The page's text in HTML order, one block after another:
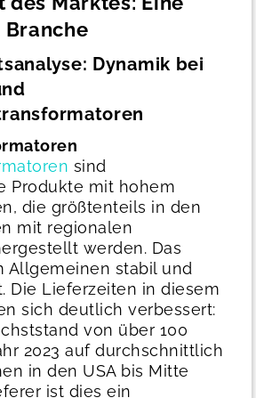
Dynamik bei
sind
Produkte mit hohem
die größtenteils in den
mit regionalen
werden. Das
Allgemeinen stabil und
Die Lieferzeiten in diesem
sich deutlich verbessert:
von über 100
2023 auf durchschnittlich
in den USA bis Mitte
ist dies ein